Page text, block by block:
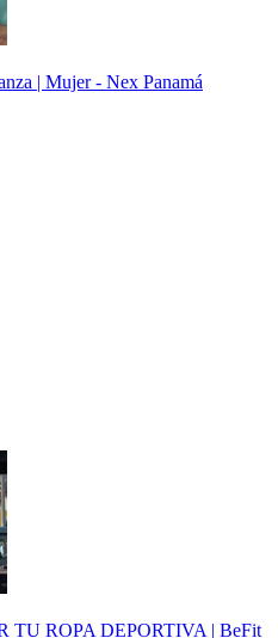
| Mujer - Nex Panamá
TU ROPA DEPORTIVA | BeFit